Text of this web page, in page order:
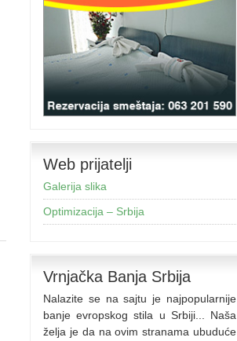
Web prijatelji
Galerija slika
Optimizacija – Srbija
Vrnjačka Banja Srbija
Nalazite se na sajtu je najpopularnije
banje evropskog stila u Srbiji... Naša
želja je da na ovim stranama ubuduće